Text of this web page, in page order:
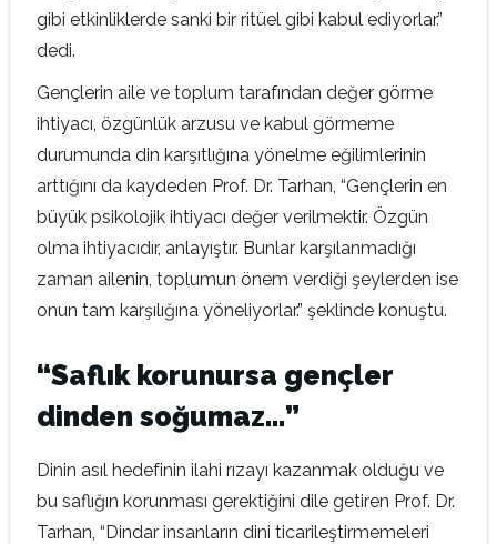
gibi etkinliklerde sanki bir ritüel gibi kabul ediyorlar.”
dedi.
Gençlerin aile ve toplum tarafından değer görme
ihtiyacı, özgünlük arzusu ve kabul görmeme
durumunda din karşıtlığına yönelme eğilimlerinin
arttığını da kaydeden Prof. Dr. Tarhan, “Gençlerin en
büyük psikolojik ihtiyacı değer verilmektir. Özgün
olma ihtiyacıdır, anlayıştır. Bunlar karşılanmadığı
zaman ailenin, toplumun önem verdiği şeylerden ise
onun tam karşılığına yöneliyorlar.” şeklinde konuştu.
“Saflık korunursa gençler
dinden soğumaz…”
Dinin asıl hedefinin ilahi rızayı kazanmak olduğu ve
bu saflığın korunması gerektiğini dile getiren Prof. Dr.
Tarhan, “Dindar insanların dini ticarileştirmemeleri